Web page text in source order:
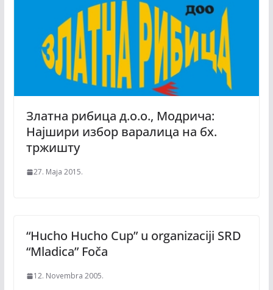
Златна рибица д.о.о., Модрича:
Најшири избор варалица на бх.
тржишту
27. Maja 2015.
“Hucho Hucho Cup” u organizaciji SRD
“Mladica” Foča
12. Novembra 2005.